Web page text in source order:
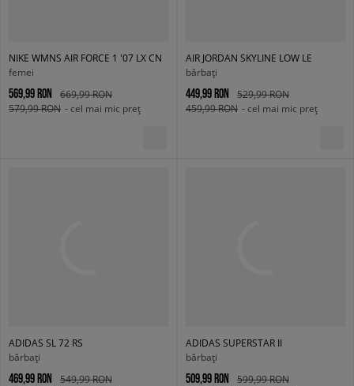
NIKE WMNS AIR FORCE 1 '07 LX CN
femei
569,99 RON
669,99 RON
579,99 RON - cel mai mic preț
AIR JORDAN SKYLINE LOW LE
bărbați
449,99 RON
529,99 RON
459,99 RON - cel mai mic preț
ADIDAS SL 72 RS
bărbați
469,99 RON
549,99 RON
ADIDAS SUPERSTAR II
bărbați
509,99 RON
599,99 RON